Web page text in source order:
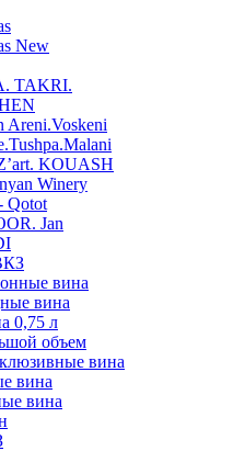
New
TAKRI.
Areni.Voskeni
KOUASH
Winery
Qotot
Jan
вина
вина
0,75 л
объем
вина
вина
вина